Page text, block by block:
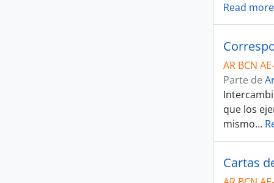
Read more
AR BCN
Parte de
que los
mismo…
Cartas